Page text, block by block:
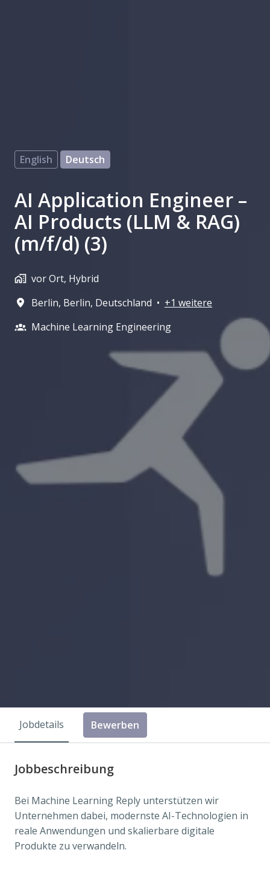
English Deutsch
AI Application Engineer –
AI Products (LLM & RAG)
(m/f/d) (3)
vor Ort, Hybrid
Berlin, Berlin, Deutschland • +1 weitere
Machine Learning Engineering
Jobdetails Bewerben
Jobbeschreibung
Bei Machine Learning Reply unterstützen wir
Unternehmen dabei, modernste AI-Technologien in
reale Anwendungen und skalierbare digitale
Produkte zu verwandeln.